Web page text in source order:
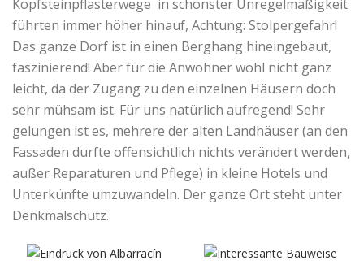
Kopfsteinpflasterwege in schönster Unregelmäßigkeit
führten immer höher hinauf, Achtung: Stolpergefahr!
Das ganze Dorf ist in einen Berghang hineingebaut,
faszinierend! Aber für die Anwohner wohl nicht ganz
leicht, da der Zugang zu den einzelnen Häusern doch
sehr mühsam ist. Für uns natürlich aufregend! Sehr
gelungen ist es, mehrere der alten Landhäuser (an den
Fassaden durfte offensichtlich nichts verändert werden,
außer Reparaturen und Pflege) in kleine Hotels und
Unterkünfte umzuwandeln. Der ganze Ort steht unter
Denkmalschutz.